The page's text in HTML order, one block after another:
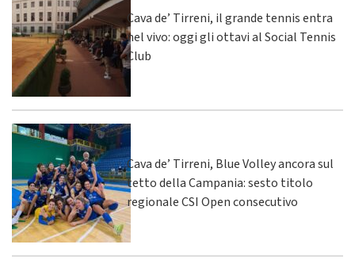
Cava de’ Tirreni, il grande tennis entra
nel vivo: oggi gli ottavi al Social Tennis
Club
Cava de’ Tirreni, Blue Volley ancora sul
tetto della Campania: sesto titolo
regionale CSI Open consecutivo